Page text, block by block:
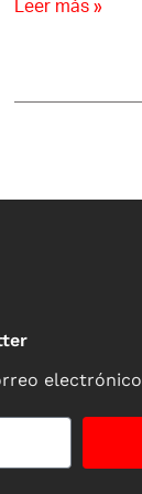
Leer más »
electrónico